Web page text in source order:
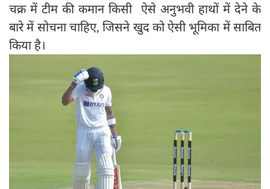
चक्र में टीम की कमान किसी ऐसे अनुभवी हाथों में देने के
बारे में सोचना चाहिए, जिसने खुद को ऐसी भूमिका में साबित
किया है।